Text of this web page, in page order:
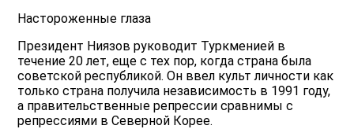
Настороженные глаза
Президент Ниязов руководит Туркменией в
течение 20 лет, еще с тех пор, когда страна была
советской республикой. Он ввел культ личности как
только страна получила независимость в 1991 году,
а правительственные репрессии сравнимы с
репрессиями в Северной Корее.